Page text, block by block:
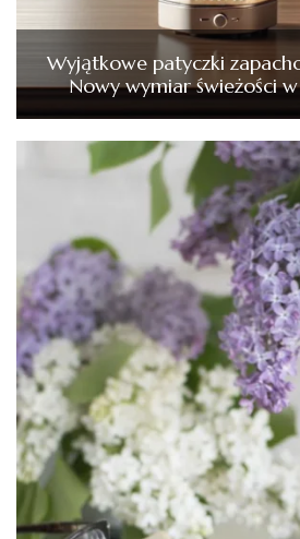
Wyjątkowe patyczki
Nowy wymiar świeżości